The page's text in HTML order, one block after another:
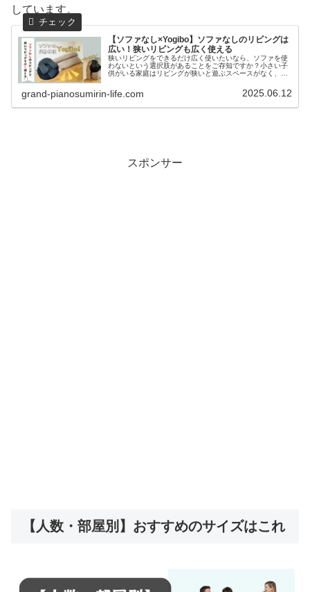
しています。
【ソファなし×Yogibo】ソファなしのリビングは
広い！狭いリビングも広く使える
狭いリビングをできるだけ広く使いたいなら、ソファを使
わないという選択肢があることをご存知ですか？小さい子
供がいる家庭はリビングが狭いと遊ぶスペースがなく、ケ
grand-pianosumirin-life.com 2025.06.12
スポンサー
【人数・部屋別】おすすめのサイズはこれ